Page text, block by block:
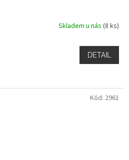
Skladem u nás (8 ks)
DETAIL
Kód: 2961